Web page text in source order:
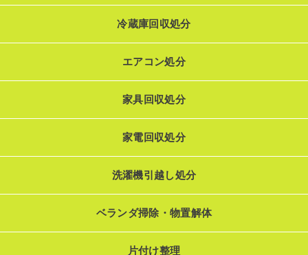
冷蔵庫回収処分
エアコン処分
家具回収処分
家電回収処分
洗濯機引越し処分
ベランダ掃除・物置解体
片付け整理